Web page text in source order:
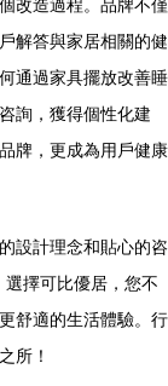
造過程。品牌不僅
解答與家居相關的健
何通過家具擺放改善睡
，獲得個性化建
，更成為用戶健康
設計理念和貼心的咨
選擇可比優居，您不
舒適的生活體驗。行
所！